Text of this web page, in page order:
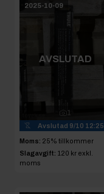
2025-10-09
AVSLUTAD
1
Avslutad 9/10 12:25
Moms: 25% tillkommer
Slagavgift: 120 kr exkl.
moms